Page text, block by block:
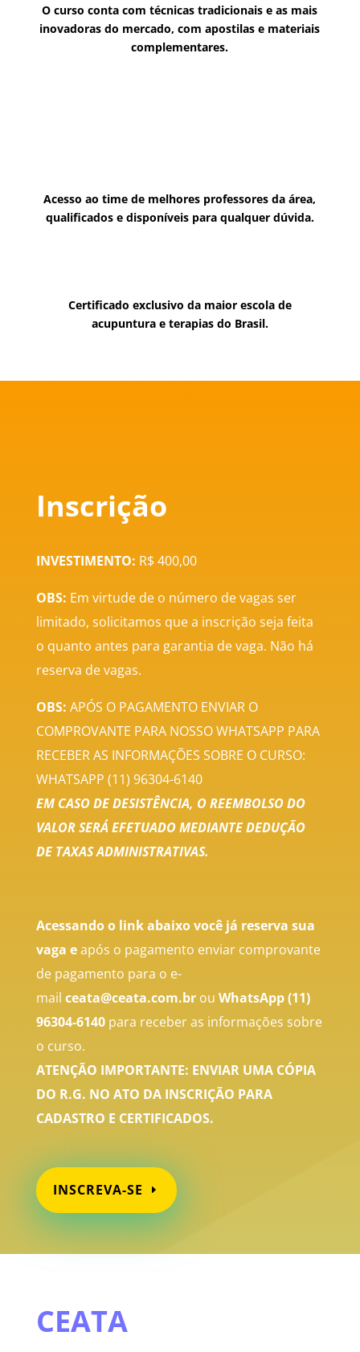
O curso conta com técnicas tradicionais e as mais
inovadoras do mercado, com apostilas e materiais
complementares.
Acesso ao time de melhores professores da área,
qualificados e disponíveis para qualquer dúvida.
Certificado exclusivo da maior escola de
acupuntura e terapias do Brasil.
Inscrição
INVESTIMENTO: R$ 400,00
OBS: Em virtude de o número de vagas ser
limitado, solicitamos que a inscrição seja feita
o quanto antes para garantia de vaga. Não há
reserva de vagas.
OBS: APÓS O PAGAMENTO ENVIAR O
COMPROVANTE PARA NOSSO WHATSAPP PARA
RECEBER AS INFORMAÇÕES SOBRE O CURSO:
WHATSAPP (11) 96304-6140
EM CASO DE DESISTÊNCIA, O REEMBOLSO DO
VALOR SERÁ EFETUADO MEDIANTE DEDUÇÃO
DE TAXAS ADMINISTRATIVAS.
Acessando o link abaixo você já reserva sua
vaga eapós o pagamento enviar comprovante
de pagamento para o e-
mail ceata@ceata.com.br ou WhatsApp(11)
96304-6140 para receber as informações sobre
o curso.
ATENÇÃO IMPORTANTE: ENVIAR UMA CÓPIA
DO R.G. NO ATO DA INSCRIÇÃO PARA
CADASTRO E CERTIFICADOS.
INSCREVA-SE
CEATA